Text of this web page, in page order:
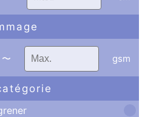
〜 gsm